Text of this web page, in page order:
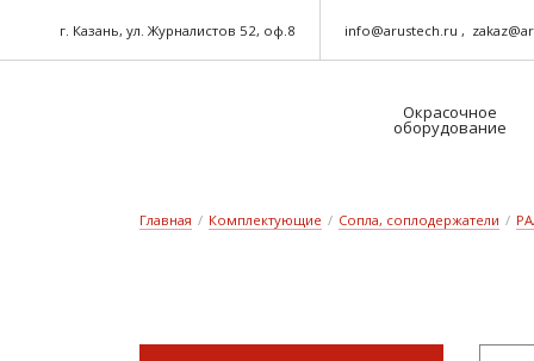
г. Казань, ул. Журналистов 52, оф.8 info@arustech.ru
Окрасочное
оборудование
Главная / Комплектующие / Сопла, соплодержатели /